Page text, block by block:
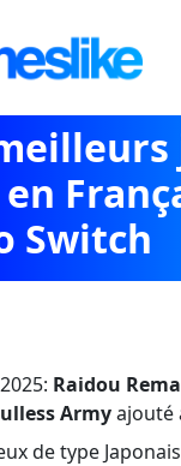
Switch
: Raidou
Armyajouté
de type